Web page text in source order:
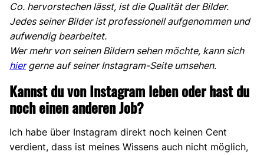
Co. hervorstechen lässt, ist die Qualität der Bilder.
Jedes seiner Bilder ist professionell aufgenommen und
aufwendig bearbeitet.
Wer mehr von seinen Bildern sehen möchte, kann sich
hiergerne auf seiner Instagram-Seite umsehen.
Kannst du von Instagram leben oder hast du
noch einen anderen Job?
Ich habe über Instagram direkt noch keinen Cent
verdient, dass ist meines Wissens auch nicht möglich,